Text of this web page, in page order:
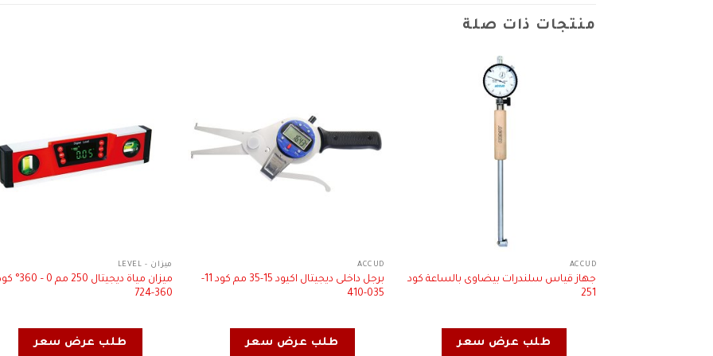
منتجات ذات صلة
ACCUD
جهاز قياس سلندرات بيضاوى بالساعة كود
251
طلب عرض سعر
ACCUD
برجل داخلى ديجيتال اكيود 15-35 مم كود 11-
035-410
طلب عرض سعر
ميزان - LEVEL
360-724
طلب عرض سعر